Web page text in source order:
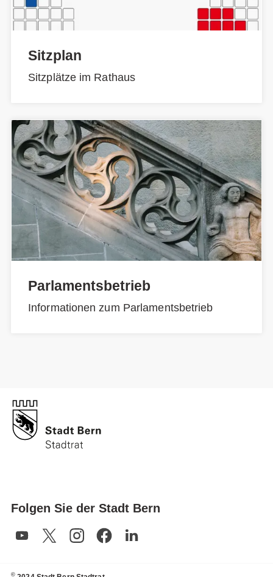
Sitzplan
Sitzplätze im Rathaus
Parlamentsbetrieb
Informationen zum Parlamentsbetrieb
Folgen Sie der Stadt Bern
©